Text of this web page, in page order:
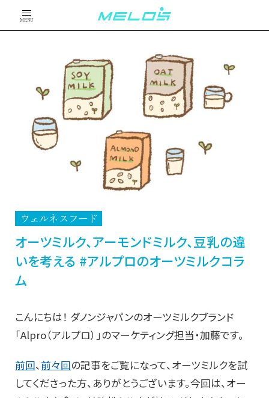
MENU
ウェルネスフード
オーツミルク、アーモンドミルク、豆乳の違
いを考える #アルプロのオーツミルクコラ
ム
こんにちは！ ダノンジャパンのオーツミルクブランド
「Alpro（アルプロ）」のマーケティング担当・加藤です。
前回、 前々回の記事をご覧になって、オーツミルクを試
してくださった方、ありがとうございます。今回は、オー